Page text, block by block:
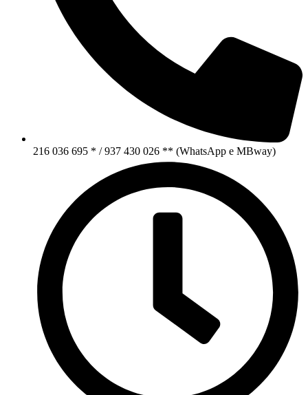
216 036 695 * / 937 430 026 ** (WhatsApp e MBway)